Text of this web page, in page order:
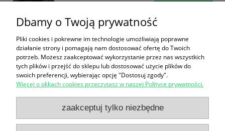
Zakupy
Pomoc
Dbamy o Twoją prywatność
Pliki cookies i pokrewne im technologie umożliwiają poprawne
działanie strony i pomagają nam dostosować ofertę do Twoich
potrzeb. Możesz zaakceptować wykorzystanie przez nas wszystkich
tych plików i przejść do sklepu lub dostosować użycie plików do
swoich preferencji, wybierając opcję "Dostosuj zgody".
Więcej o plikach cookies przeczytasz w naszej Polityce prywatności.
zaakceptuj tylko niezbędne